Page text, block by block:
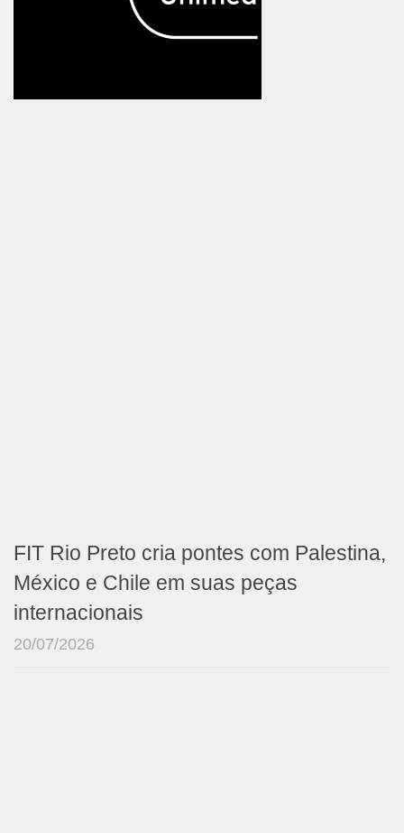
FIT Rio Preto cria pontes com Palestina,
México e Chile em suas peças
internacionais
20/07/2026